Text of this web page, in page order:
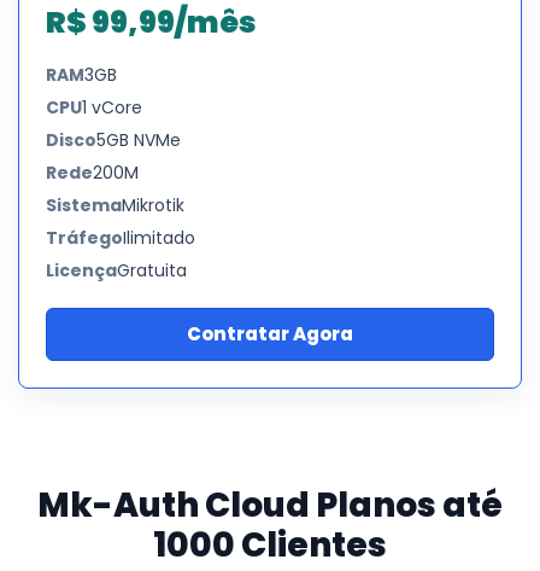
R$ 99,99/mês
RAM3GB
CPU1 vCore
Disco5GB NVMe
Rede200M
SistemaMikrotik
TráfegoIlimitado
LicençaGratuita
Contratar Agora
Mk-Auth Cloud Planos até
1000 Clientes